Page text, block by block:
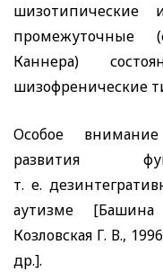
промежуточные
Каннера)
шизофренические
Особое
развития
т. е.
аутизме
Козловская Г. В.,
др.].